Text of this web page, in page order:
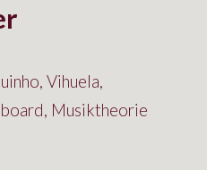
Vihuela,
Musiktheorie